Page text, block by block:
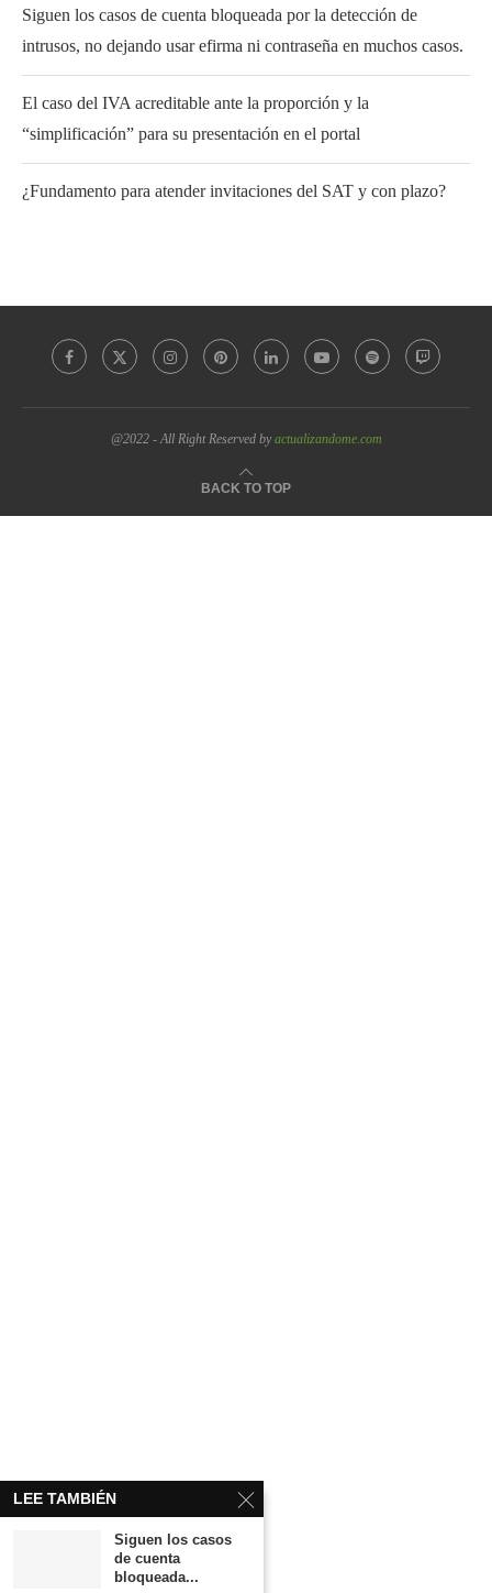
Siguen los casos de cuenta bloqueada por la detección de
intrusos, no dejando usar efirma ni contraseña en muchos casos.
El caso del IVA acreditable ante la proporción y la
“simplificación” para su presentación en el portal
¿Fundamento para atender invitaciones del SAT y con plazo?
@2022 - All Right Reserved byactualizandome.com
BACK TO TOP
LEE TAMBIÉN
Siguen los casos
de cuenta
bloqueada...